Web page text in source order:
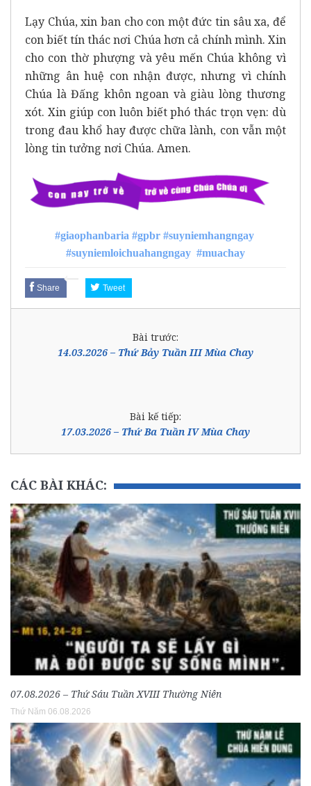
Lạy Chúa, xin ban cho con một đức tin sâu xa, để
con biết tín thác nơi Chúa hơn cả chính mình. Xin
cho con thờ phượng và yêu mến Chúa không vì
những ân huệ con nhận được, nhưng vì chính
Chúa là Đấng khôn ngoan và giàu lòng thương
xót. Xin giúp con luôn biết phó thác trọn vẹn: dù
trong đau khổ hay được chữa lành, con vẫn một
lòng tin tưởng nơi Chúa. Amen.
#giaophanbaria #gpbr #suyniemhangngay
#suyniemloichuahangngay #muachay
Share Tweet
Bài trước:
14.03.2026 – Thứ Bảy Tuần III Mùa Chay
Bài kế tiếp:
17.03.2026 – Thứ Ba Tuần IV Mùa Chay
CÁC BÀI KHÁC:
07.08.2026 – Thứ Sáu Tuần XVIII Thường Niên
Thứ Năm 06.08.2026